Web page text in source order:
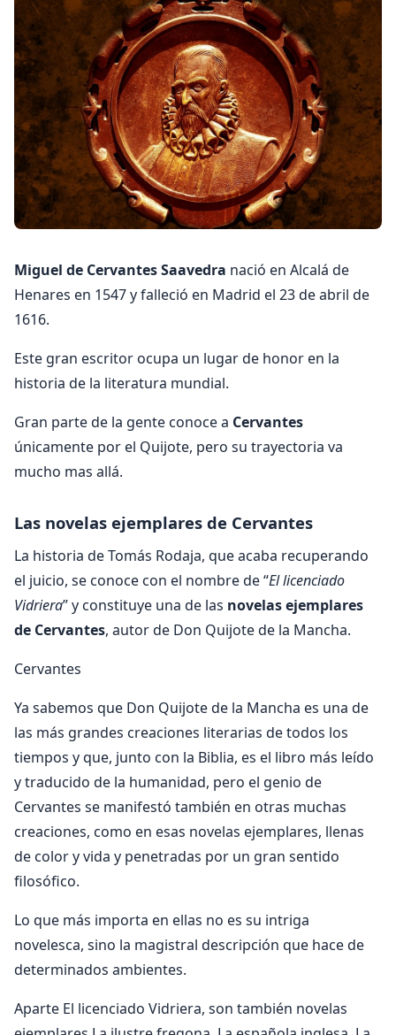
Miguel de Cervantes Saavedra nació en Alcalá de
Henares en 1547 y falleció en Madrid el 23 de abril de
1616.
Este gran escritor ocupa un lugar de honor en la
historia de la literatura mundial.
Gran parte de la gente conoce a Cervantes
únicamente por el Quijote, pero su trayectoria va
mucho mas allá.
Las novelas ejemplares de Cervantes
La historia de Tomás Rodaja, que acaba recuperando
el juicio, se conoce con el nombre de “El licenciado
Vidriera” y constituye una de las novelas ejemplares
de Cervantes, autor de Don Quijote de la Mancha.
Cervantes
Ya sabemos que Don Quijote de la Mancha es una de
las más grandes creaciones literarias de todos los
tiempos y que, junto con la Biblia, es el libro más leído
y traducido de la humanidad, pero el genio de
Cervantes se manifestó también en otras muchas
creaciones, como en esas novelas ejemplares, llenas
de color y vida y penetradas por un gran sentido
filosófico.
Lo que más importa en ellas no es su intriga
novelesca, sino la magistral descripción que hace de
determinados ambientes.
Aparte El licenciado Vidriera, son también novelas